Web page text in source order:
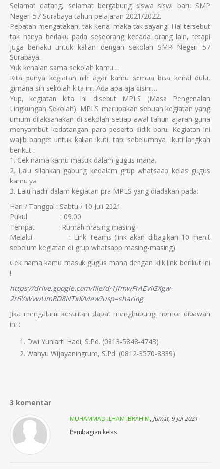
Selamat datang, selamat bergabung siswa siswi baru SMP
Negeri 57 Surabaya tahun pelajaran 2021/2022.
Pepatah mengatakan, tak kenal maka tak sayang. Hal tersebut
tak hanya berlaku pada seseorang kepada orang lain, tetapi
juga berlaku untuk kalian dengan sekolah SMP Negeri 57
Surabaya.
Yuk kenalan sama sekolah kamu…
Kita punya kegiatan nih agar kamu semua bisa kenal dulu,
gimana sih sekolah kita ini. Ada apa aja disini…
Yup, kegiatan kita ini disebut MPLS (Masa Pengenalan
Lingkungan Sekolah). MPLS merupakan sebuah kegiatan yang
umum dilaksanakan di sekolah setiap awal tahun ajaran guna
menyambut kedatangan para peserta didik baru. Kegiatan ini
wajib banget untuk kalian ikuti, tapi sebelumnya, ikuti langkah
berikut :
1. Cek nama kamu masuk dalam gugus mana.
2. Lalu silahkan gabung kedalam grup whatsaap kelas gugus
kamu ya
3. Lalu hadir dalam kegiatan pra MPLS yang diadakan pada:
Hari / Tanggal : Sabtu / 10 Juli 2021
Pukul : 09.00
Tempat : Rumah masing-masing
Melalui : Link Teams (link akan dibagikan 10 menit
sebelum kegiatan di grup whatsapp masing-masing)
Cek nama kamu masuk gugus mana dengan klik link berikut ini
!
https://drive.google.com/file/d/1JfmwFrAEVlGXgw-
2r6YxVvwUmBD8NTxX/view?usp=sharing
Jika mengalami kesulitan dapat menghubungi nomor dibawah
ini :
Dwi Yuniarti Hadi, S.Pd. (0813-5848-4743)
Wahyu Wijayaningrum, S.Pd. (0812-3570-8339)
3 komentar
MUHAMMAD ILHAM IBRAHIM, Jumat, 9 Jul 2021
Pembagian kelas